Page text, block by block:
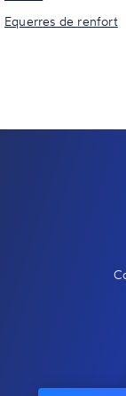
Equerres de renfort